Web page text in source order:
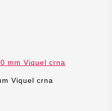
mm Viquel crna